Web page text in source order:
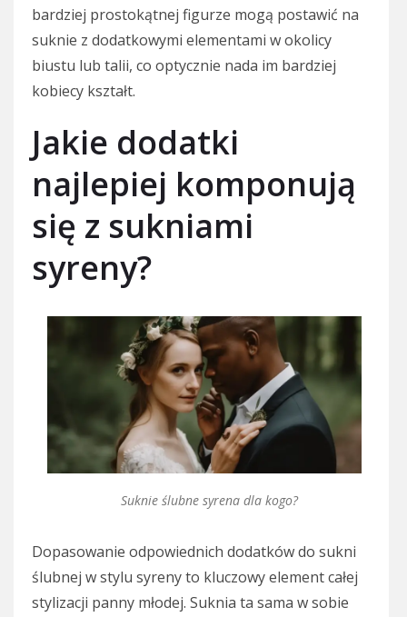
bardziej prostokątnej figurze mogą postawić na
suknie z dodatkowymi elementami w okolicy
biustu lub talii, co optycznie nada im bardziej
kobiecy kształt.
Jakie dodatki
najlepiej komponują
się z sukniami
syreny?
Suknie ślubne syrena dla kogo?
Dopasowanie odpowiednich dodatków do sukni
ślubnej w stylu syreny to kluczowy element całej
stylizacji panny młodej. Suknia ta sama w sobie